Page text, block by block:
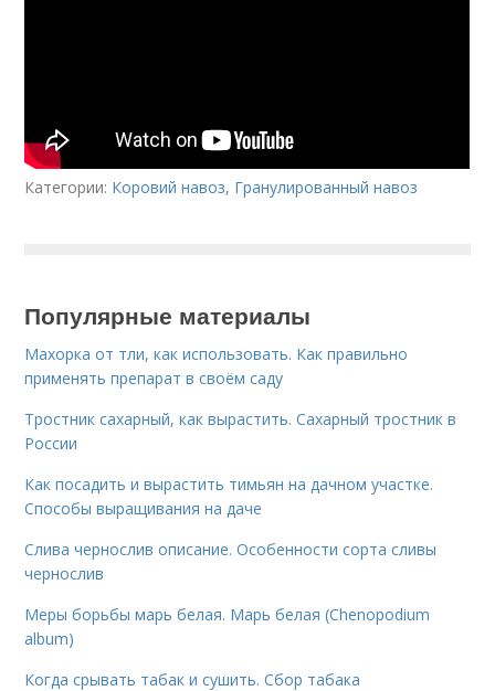
Категории: Коровий навоз, Гранулированный навоз
Популярные материалы
Махорка от тли, как использовать. Как правильно
применять препарат в своём саду
Тростник сахарный, как вырастить. Сахарный тростник в
России
Как посадить и вырастить тимьян на дачном участке.
Способы выращивания на даче
Слива чернослив описание. Особенности сорта сливы
чернослив
Меры борьбы марь белая. Марь белая (Chenopodium
album)
Когда срывать табак и сушить. Сбор табака